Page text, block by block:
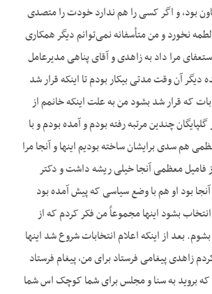
بود، و اگر کسی را هم ندارد خودت را متصدی
نخورد و من متأسفانه نمی‌توانم دیگر همکاری
مرا داد به زاهدی و آقای پناهی مدیرعامل
دیگر آن وقت مدتی بیکار بودم تا اینکه قرار شد
که قرار شد بشود من به علت اینکه خانمم از
چندین مرتبه رفته بودم و آمده بودم و با
هم سدی برایشان ساخته بودیم اینها و آنجا مرا
معظمی آنجا خیلی ریشه داشت و دکتر
بود او هم با وضع سیاسی که پیش آمده بود
بشود اینها مجموعاً من فکر کردم که از
بعد از اینکه اعلام انتخابات شروع شد اینها
زاهدی پیغامی فرستاد برای من، پیغام فرستاد
که بروید به سنا و مجلس برای شما کوچک اس شما